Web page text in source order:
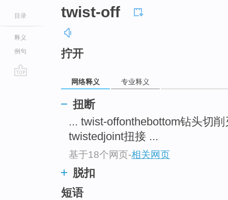
目录
释义
例句
twist-off
拧开
网络释义 专业释义
扭断
... twist-offonthebottom钻头切
twistedjoint扭接 ...
基于18个网页-相关网页
脱扣
短语